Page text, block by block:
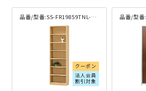
品番/型番:SS-FR19859TNL-NA
クーポン
法人会員
割引対象
品番/型番: